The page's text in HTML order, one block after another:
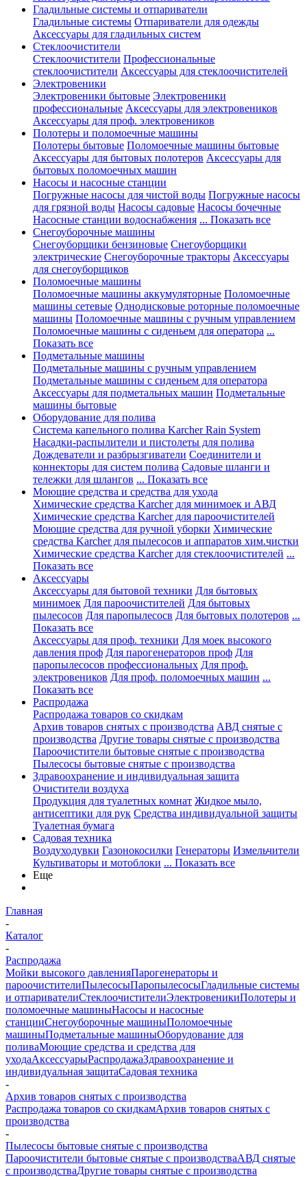
Гладильные системы и отпариватели
Гладильные системы Отпариватели для одежды
Аксессуары для гладильных систем
Стеклоочистители
Стеклоочистители Профессиональные
стеклоочистители Аксессуары для стеклоочистителей
Электровеники
Электровеники бытовые Электровеники
профессиональные Аксессуары для электровеников
Аксессуары для проф. электровеников
Полотеры и поломоечные машины
Полотеры бытовые Поломоечные машины бытовые
Аксессуары для бытовых полотеров Аксессуары для
бытовых поломоечных машин
Насосы и насосные станции
Погружные насосы для чистой воды Погружные насосы
для грязной воды Насосы садовые Насосы бочечные
Насосные станции водоснабжения ... Показать все
Снегоуборочные машины
Снегоуборщики бензиновые Снегоуборщики
электрические Снегоуборочные тракторы Аксессуары
для снегоуборщиков
Поломоечные машины
Поломоечные машины аккумуляторные Поломоечные
машины сетевые Однодисковые роторные поломоечные
машины Поломоечные машины с ручным управлением
Поломоечные машины с сиденьем для оператора ...
Показать все
Подметальные машины
Подметальные машины с ручным управлением
Подметальные машины с сиденьем для оператора
Аксессуары для подметальных машин Подметальные
машины бытовые
Оборудование для полива
Система капельного полива Karcher Rain System
Насадки-распылители и пистолеты для полива
Дождеватели и разбрызгиватели Соединители и
коннекторы для систем полива Садовые шланги и
тележки для шлангов ... Показать все
Моющие средства и средства для ухода
Химические средства Karcher для минимоек и АВД
Химические средства Karcher для пароочистителей
Моющие средства для ручной уборки Химические
средства Karcher для пылесосов и аппаратов хим.чистки
Химические средства Karcher для стеклоочистителей ...
Показать все
Аксессуары
Аксессуары для бытовой техники Для бытовых
минимоек Для пароочистителей Для бытовых
пылесосов Для паропылесосв Для бытовых полотеров ...
Показать все
Аксессуары для проф. техники Для моек высокого
давления проф Для парогенераторов проф Для
паропылесосов профессиональных Для проф.
электровеников Для проф. поломоечных машин ...
Показать все
Распродажа
Распродажа товаров со скидкам
Архив товаров снятых с производства АВД снятые с
производства Другие товары снятые с производства
Пароочистители бытовые снятые с производства
Пылесосы бытовые снятые с производства
Здравоохранение и индивидуальная защита
Очистители воздуха
Продукция для туалетных комнат Жидкое мыло,
антисептики для рук Средства индивидуальной защиты
Туалетная бумага
Садовая техника
Воздуходувки Газонокосилки Генераторы Измельчители
Культиваторы и мотоблоки ... Показать все
Еще
Главная
-
Каталог
-
Распродажа
Мойки высокого давленияПарогенераторы и
пароочистителиПылесосыПаропылесосыГладильные системы
и отпаривателиСтеклоочистителиЭлектровеникиПолотеры и
поломоечные машиныНасосы и насосные
станцииСнегоуборочные машиныПоломоечные
машиныПодметальные машиныОборудование для
поливаМоющие средства и средства для
уходаАксессуарыРаспродажаЗдравоохранение и
индивидуальная защитаСадовая техника
-
Архив товаров снятых с производства
Распродажа товаров со скидкамАрхив товаров снятых с
производства
-
Пылесосы бытовые снятые с производства
Пароочистители бытовые снятые с производстваАВД снятые
с производстваДругие товары снятые с производства